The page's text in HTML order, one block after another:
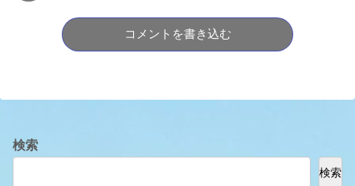
コメントを書き込む
検索
検索